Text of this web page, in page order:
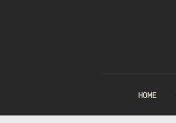
HOME